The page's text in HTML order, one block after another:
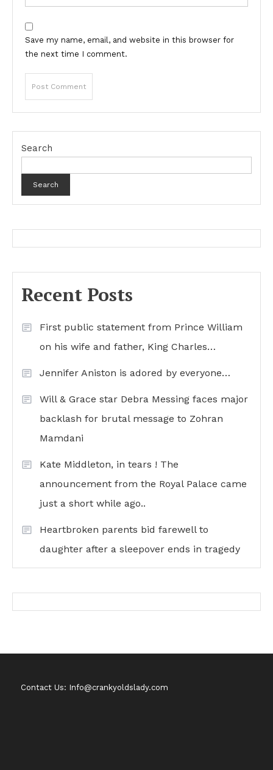
Save my name, email, and website in this browser for
the next time I comment.
Search
Search
Recent Posts
First public statement from Prince William
on his wife and father, King Charles…
Jennifer Aniston is adored by everyone…
Will & Grace star Debra Messing faces major
backlash for brutal message to Zohran
Mamdani
Kate Middleton, in tears ! The
announcement from the Royal Palace came
just a short while ago..
Heartbroken parents bid farewell to
daughter after a sleepover ends in tragedy
Contact Us: Info@crankyoldslady.com